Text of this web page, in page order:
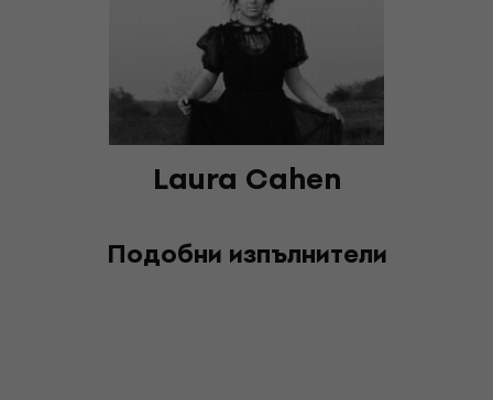
Laura Cahen
Подобни изпълнители